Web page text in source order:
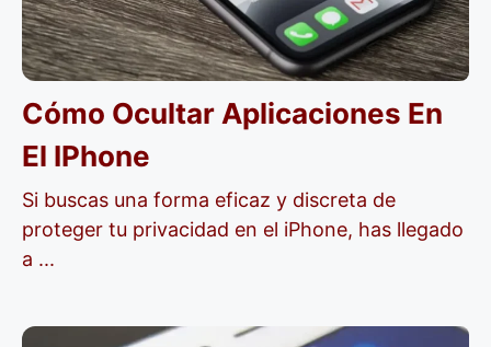
Cómo Ocultar Aplicaciones En
El IPhone
Si buscas una forma eficaz y discreta de
proteger tu privacidad en el iPhone, has llegado
a ...